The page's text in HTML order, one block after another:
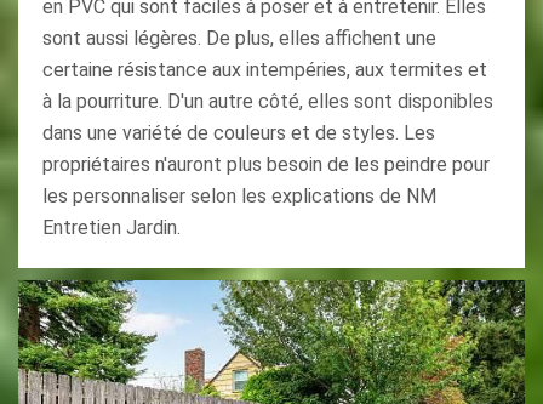
en PVC qui sont faciles à poser et à entretenir. Elles
sont aussi légères. De plus, elles affichent une
certaine résistance aux intempéries, aux termites et
à la pourriture. D'un autre côté, elles sont disponibles
dans une variété de couleurs et de styles. Les
propriétaires n'auront plus besoin de les peindre pour
les personnaliser selon les explications de NM
Entretien Jardin.